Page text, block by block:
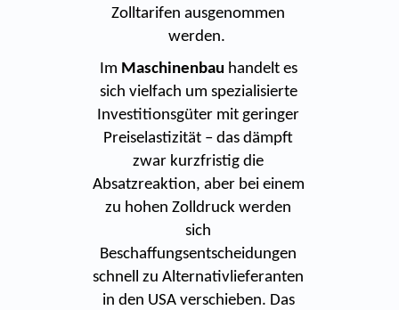
Zolltarifen ausgenommen
werden.
Im Maschinenbau handelt es
sich vielfach um spezialisierte
Investitionsgüter mit geringer
Preiselastizität – das dämpft
zwar kurzfristig die
Absatzreaktion, aber bei einem
zu hohen Zolldruck werden
sich
Beschaffungsentscheidungen
schnell zu Alternativlieferanten
in den USA verschieben. Das